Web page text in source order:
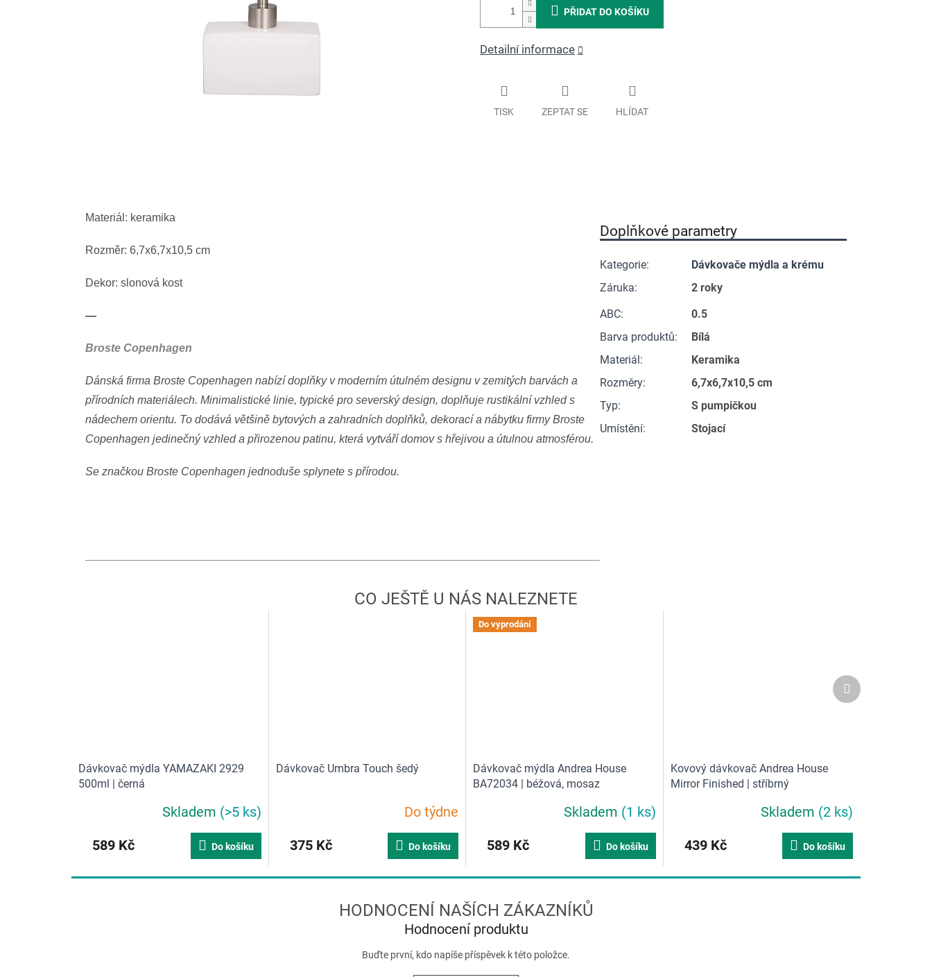
PŘIDAT DO KOŠÍKU
Detailní informace
TISK ZEPTAT SE HLÍDAT
Materiál: keramika
Rozměr: 6,7x6,7x10,5 cm
Dekor: slonová kost
—
Broste Copenhagen
Dánská firma Broste Copenhagen nabízí doplňky v moderním útulném designu v zemitých barvách a
přírodních materiálech. Minimalistické linie, typické pro severský design, doplňuje rustikální vzhled s
nádechem orientu. To dodává většině bytových a zahradních doplňků, dekorací a nábytku firmy Broste
Copenhagen jedinečný vzhled a přirozenou patinu, která vytváří domov s hřejivou a útulnou atmosférou.
Se značkou Broste Copenhagen jednoduše splynete s přírodou.
Doplňkové parametry
Kategorie:
Dávkovače mýdla a krému
Záruka:
2 roky
ABC:
0.5
Barva produktů:
Bílá
Materiál :
Keramika
Rozměry:
6,7x6,7x10,5 cm
Typ:
S pumpičkou
Umístění: Stojací
Dávkovač mýdla YAMAZAKI 2929
500ml | černá
Skladem (>5 ks)
589 Kč
Do košíku
Dávkovač Umbra Touch šedý
Do týdne
375 Kč
Do košíku
Do vyprodání
Dávkovač mýdla Andrea House
BA72034 | béžová, mosaz
Skladem (1 ks)
589 Kč
Do košíku
Kovový dávkovač Andrea House
Mirror Finished | stříbrný
Skladem (2 ks)
439 Kč
Do košíku
Další
produkt
Hodnocení produktu
Buďte první, kdo napíše příspěvek k této položce.